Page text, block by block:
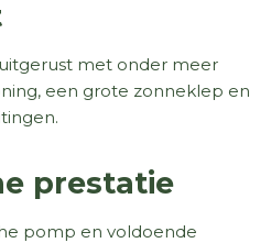
met onder meer
een grote zonneklep en
prestatie
pomp en voldoende